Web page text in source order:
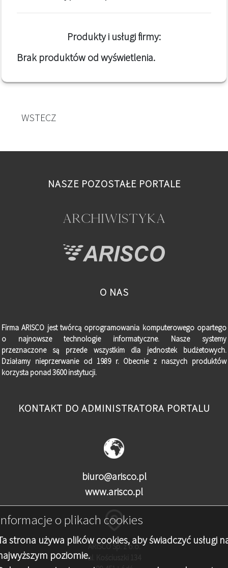
Produkty i usługi firmy:
Brak produktów od wyświetlenia.
WSTECZ
o plikach cookies
strona używa plików cookies, aby świadczyć usługi
poziomie.
NASZE POZOSTAŁE PORTALE
O NAS
Firma ARISCO jest twórcą oprogramowania komputerowego opartego
o najnowsze technologie informatyczne. Nasze systemy
przeznaczone są przede wszystkim dla jednostek budżetowych.
Działamy nieprzerwanie od 1989 r. Obecnie z naszych produktów
korzysta ponad 3600 instytucji.
KONTAKT DO ADMINISTRATORA PORTALU
biuro@arisco.pl
www.arisco.pl
ARISCO Sp. z o.o.
al. Kościuszki 134